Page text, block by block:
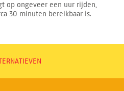
op ongeveer een uur rijden,
30 minuten bereikbaar is.